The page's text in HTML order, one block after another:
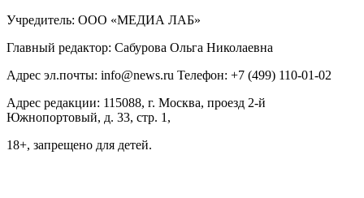
Учредитель: ООО «МЕДИА ЛАБ»
Главный редактор: Сабурова Ольга Николаевна
Адрес эл.почты: info@news.ru Телефон: +7 (499) 110-01-02
Адрес редакции: 115088, г. Москва, проезд 2-й
Южнопортовый, д. 33, стр. 1,
18+, запрещено для детей.